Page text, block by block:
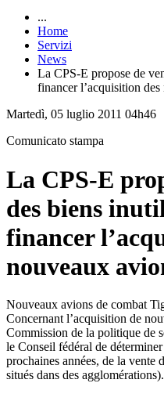
...
Home
Servizi
News
La CPS-E propose de
financer l’acquisition
Martedì, 05 luglio 2011 04h46
Comunicato stampa
La CPS-E
des biens
financer
nouveaux
Nouveaux avions de combat
Concernant l’acquisition de
Commission de la politique de
le Conseil fédéral de
prochaines années, de la vente
situés dans des agglomérations).